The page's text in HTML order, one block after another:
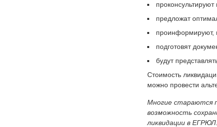
проконсультируют
предложат
проинформируют,
подготовят
будут
Стоимость
можно провести
Многие стараются
возможность
ликвидации в